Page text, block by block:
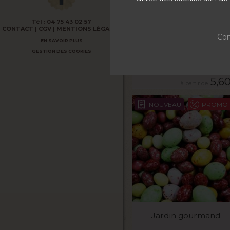
Tél : 04 75 43 02 57
CONTACT
CGV MENTIONS LÉGALES
EN SAVOIR PLUS
GESTION DES COOKIES
5,60
NOUVEAU PROMO
Jardin gourmand
VOIR LE PRODUIT